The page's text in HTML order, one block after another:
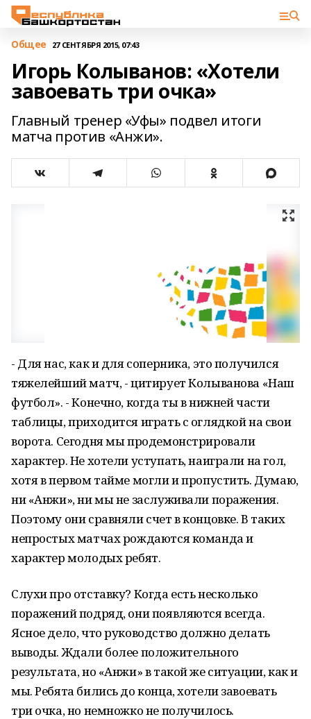
Общее 27 СЕНТЯБРЯ 2015, 07:43
Игорь Колыванов: «Хотели
завоевать три очка»
Главный тренер «Уфы» подвел итоги
матча против «Анжи».
- Для нас, как и для соперника, это получился
тяжелейший матч, - цитирует Колыванова «Наш
футбол». - Конечно, когда ты в нижней части
таблицы, приходится играть с оглядкой на свои
ворота. Сегодня мы продемонстрировали
характер. Не хотели уступать, наиграли на гол,
хотя в первом тайме могли и пропустить. Думаю,
ни «Анжи», ни мы не заслуживали поражения.
Поэтому они сравняли счет в концовке. В таких
непростых матчах рождаются команда и
характер молодых ребят.
Слухи про отставку? Когда есть несколько
поражений подряд, они появляются всегда.
Ясное дело, что руководство должно делать
выводы. Ждали более положительного
результата, но «Анжи» в такой же ситуации, как и
мы. Ребята бились до конца, хотели завоевать
три очка, но немножко не получилось.